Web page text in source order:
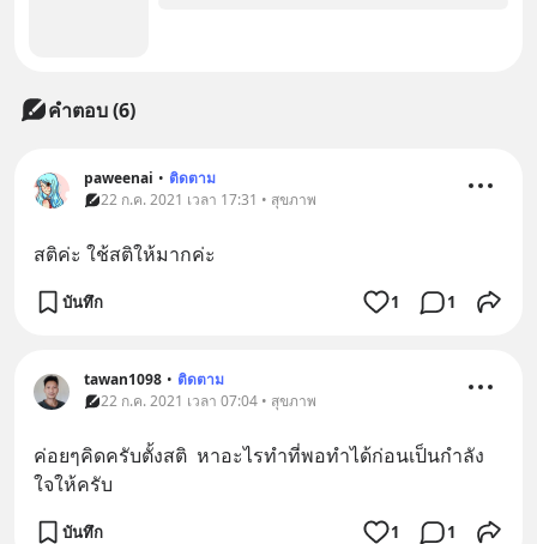
คำตอบ (6)
paweenai • ติดตาม
22 ก.ค. 2021 เวลา 17:31 • สุขภาพ
สติค่ะ ใช้สติให้มากค่ะ
บันทึก 1 1
tawan1098 • ติดตาม
22 ก.ค. 2021 เวลา 07:04 • สุขภาพ
ค่อยๆคิดครับตั้งสติ  หาอะไรทำที่พอทำได้ก่อนเป็นกำลัง
ใจให้ครับ
บันทึก 1 1